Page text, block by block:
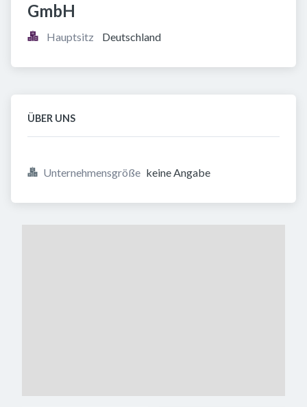
GmbH
Hauptsitz Deutschland
ÜBER UNS
Unternehmensgröße keine Angabe